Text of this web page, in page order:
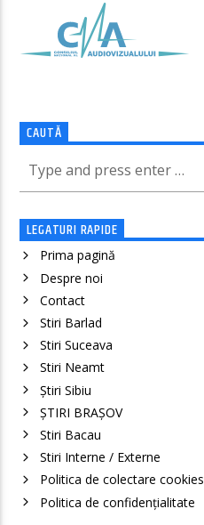
CAUTĂ
LEGATURI RAPIDE
Prima pagină
Despre noi
Contact
Stiri Barlad
Stiri Suceava
Stiri Neamt
Știri Sibiu
ȘTIRI BRAȘOV
Stiri Bacau
Stiri Interne / Externe
Politica de colectare cookies
Politica de confidenţialitate